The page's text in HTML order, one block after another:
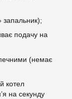
запальник);
подачу на
(немає
котел
на секунду